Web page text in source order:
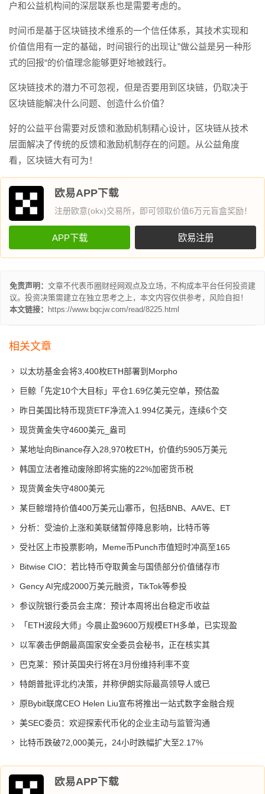
户和公益机构间的深层联系也是需要考虑的。
时间币是基于区块链技术维系的一个信任体系，其技术实现和
价值信用有一定的基础，时间银行的出现让”做公益是另一种形
式的回报“的价值理念能够更好地被践行。
区块链技术的潜力不可忽视，但是否要用到区块链，仍取决于
区块链能解决什么问题、创造什么价值？
好的公益平台需要对反馈和激励机制精心设计，区块链从技术
层面解决了传统的反馈和激励机制存在的问题。从公益角度
看，区块链大有可为！
欧易APP下载
注册欧意(okx)交易所，即可领取价值6万元盲盒奖励！
APP下载 欧易注册
免责声明： 文章不代表币圈财经网观点及立场，不构成本平台任何投资建
议。投资决策需建立在独立思考之上，本文内容仅供参考，风险自担！
本文链接：
https://www.bqcjw.com/read/8225.html
相关文章
以太坊基金会将3,400枚ETH部署到Morpho
巨鲸「先定10个大目标」平仓1.69亿美元空单，预估盈
昨日美国比特币现货ETF净流入1.994亿美元，连续6个交
现货黄金失守4600美元_盎司
某地址向Binance存入28,970枚ETH，价值约5905万美元
韩国立法者推动废除即将实施的22%加密货币税
现货黄金失守4800美元
某巨鲸增持价值400万美元山寨币，包括BNB、AAVE、ET
分析：受油价上涨和美联储暂停降息影响，比特币等
受社区上市投票影响，Meme币Punch市值短时冲高至165
Bitwise CIO：若比特币夺取黄金与国债部分价值储存市
Gency AI完成2000万美元融资，TikTok等参投
参议院银行委员会主席：预计本周将出台稳定币收益
「ETH波段大师」今晨止盈9600万规模ETH多单，已实现盈
以军袭击伊朗最高国家安全委员会秘书，正在核实其
巴克莱：预计英国央行将在3月份维持利率不变
特朗普批评北约决策，并称伊朗实际最高领导人或已
原Bybit联席CEO Helen Liu宣布将推出一站式数字金融合规
美SEC委员：欢迎探索代币化的企业主动与监管沟通
比特币跌破72,000美元，24小时跌幅扩大至2.17%
欧易APP下载